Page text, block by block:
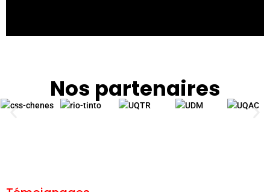
Nos partenaires